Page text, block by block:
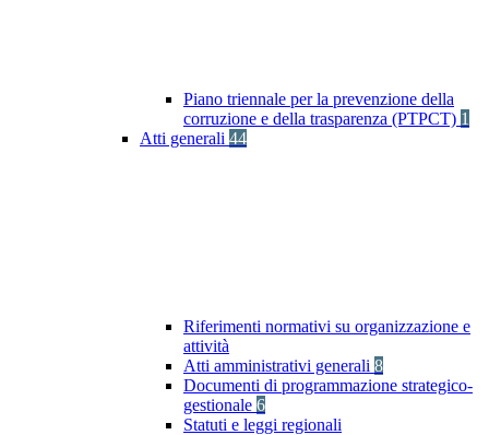
Piano triennale per la prevenzione della
corruzione e della trasparenza (PTPCT) 1
Atti generali 44
Riferimenti normativi su organizzazione e
attività
Atti amministrativi generali 8
Documenti di programmazione strategico-
gestionale 6
Statuti e leggi regionali